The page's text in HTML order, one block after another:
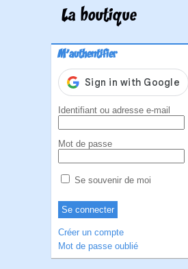
La boutique
M'authentifier
Identifiant ou adresse e-mail
Mot de passe
Se souvenir de moi
Créer un compte
Mot de passe oublié